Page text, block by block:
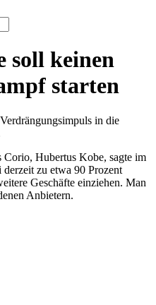
soll keinen
starten
in die
Corio, Hubertus Kobe, sagte im
derzeit zu etwa 90 Prozent
Geschäfte einziehen. Man
Anbietern.